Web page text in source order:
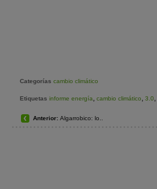
Categorías cambio climático
Etiquetas informe energía, cambio climático, 3.0,
Anterior: Algarrobico: lo..